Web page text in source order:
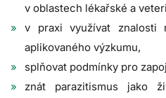
v oblastech lékařské a
v praxi využívat znalosti
aplikovaného výzkumu,
splňovat podmínky pro
znát parazitismus jako